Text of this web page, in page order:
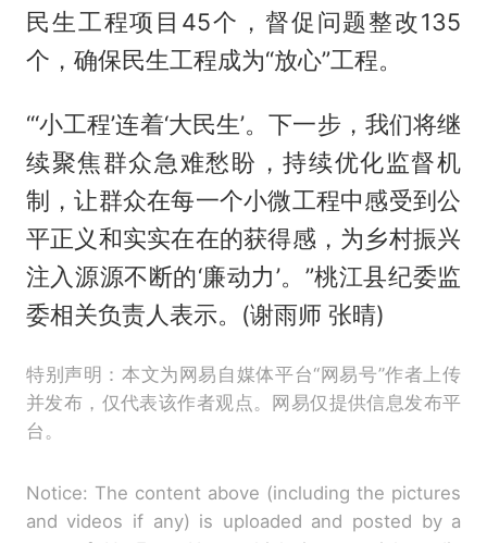
民生工程项目45个，督促问题整改135
个，确保民生工程成为“放心”工程。
“‘小工程’连着‘大民生’。下一步，我们将继
续聚焦群众急难愁盼，持续优化监督机
制，让群众在每一个小微工程中感受到公
平正义和实实在在的获得感，为乡村振兴
注入源源不断的‘廉动力’。”桃江县纪委监
委相关负责人表示。(谢雨师 张晴)
特别声明：本文为网易自媒体平台“网易号”作者上传
并发布，仅代表该作者观点。网易仅提供信息发布平
台。
Notice: The content above (including the pictures
and videos if any) is uploaded and posted by a